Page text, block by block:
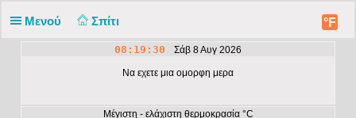
Μενού Σπίτι °F
08:19:30 Σάβ 8 Αυγ 2026
Να εχετε μια ομορφη μερα
Μέγιστη - ελάχιστη θερμοκρασία °C